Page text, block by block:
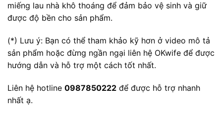
miếng lau nhà khô thoáng để đảm bảo vệ sinh và giữ
được độ bền cho sản phẩm.
(*) Lưu ý: Bạn có thể tham khảo kỹ hơn ở video mô tả
sản phẩm hoặc đừng ngần ngại liên hệ OKwife để được
hướng dẫn và hỗ trợ một cách tốt nhất.
Liên hệ hotline 0987850222 để được hỗ trợ nhanh
nhất ạ.